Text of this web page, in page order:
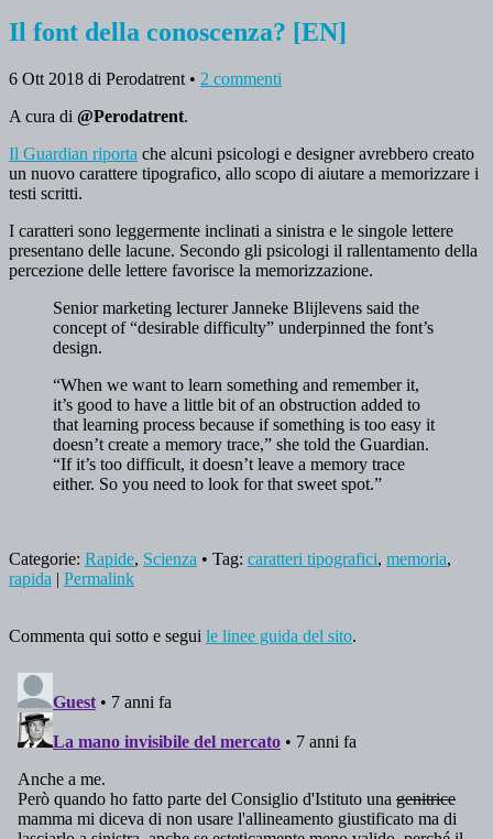
Il font della conoscenza? [EN]
6 Ott 2018 di Perodatrent • 2 commenti
A cura di @Perodatrent.
Il Guardian riporta che alcuni psicologi e designer avrebbero creato
un nuovo carattere tipografico, allo scopo di aiutare a memorizzare i
testi scritti.
I caratteri sono leggermente inclinati a sinistra e le singole lettere
presentano delle lacune. Secondo gli psicologi il rallentamento della
percezione delle lettere favorisce la memorizzazione.
Senior marketing lecturer Janneke Blijlevens said the
concept of “desirable difficulty” underpinned the font’s
design.
“When we want to learn something and remember it,
it’s good to have a little bit of an obstruction added to
that learning process because if something is too easy it
doesn’t create a memory trace,” she told the Guardian.
“If it’s too difficult, it doesn’t leave a memory trace
either. So you need to look for that sweet spot.”
Categorie: Rapide, Scienza • Tag: caratteri tipografici, memoria,
rapida | Permalink
Commenta qui sotto e segui le linee guida del sito.